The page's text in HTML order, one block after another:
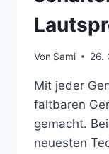
Von Sami 26.
Mit jeder
faltbaren
gemacht.
neuesten